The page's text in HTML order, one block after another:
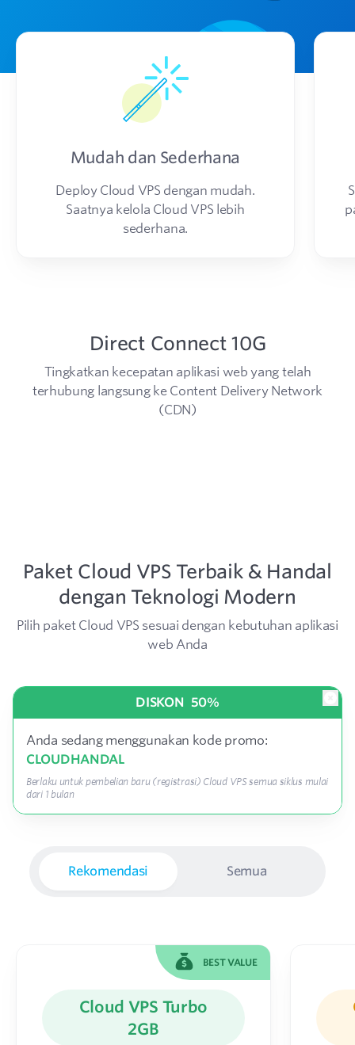
Mudah dan Sederhana
Deploy Cloud VPS dengan mudah.
Saatnya kelola Cloud VPS lebih
sederhana.
Direct Connect 10G
Tingkatkan kecepatan aplikasi web yang telah
terhubung langsung ke Content Delivery Network
(CDN)
Paket Cloud VPS Terbaik & Handal
dengan Teknologi Modern
Pilih paket Cloud VPS sesuai dengan kebutuhan aplikasi
web Anda
DISKON 50%
Anda sedang menggunakan kode promo:
CLOUDHANDAL
Berlaku untuk pembelian baru (registrasi) Cloud VPS semua siklus mulai
dari 1 bulan
Rekomendasi Semua
BEST VALUE
Cloud VPS Turbo
2GB